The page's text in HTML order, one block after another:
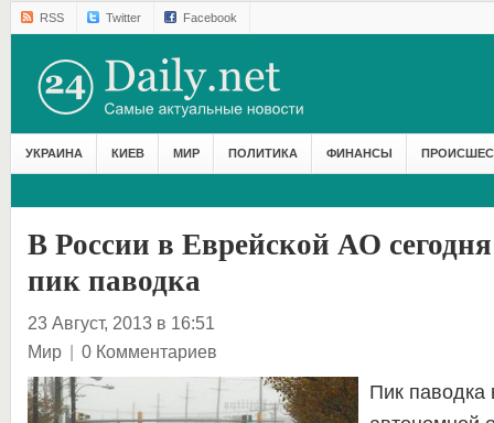
RSS Twitter Facebook
УКРАИНА КИЕВ МИР ПОЛИТИКА ФИНАНСЫ
В России в Еврейской АО
пик паводка
23 Август, 2013 в 16:51
Мир | 0 Комментариев
Пик паводка